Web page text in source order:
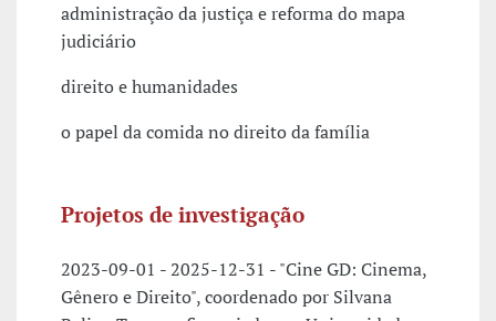
administração da justiça e reforma do mapa
judiciário
direito e humanidades
o papel da comida no direito da família
Projetos de investigação
2023-09-01 - 2025-12-31 - "Cine GD: Cinema,
Gênero e Direito", coordenado por Silvana